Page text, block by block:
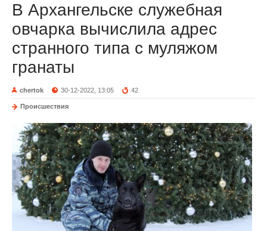
В Архангельске служебная
овчарка вычислила адрес
странного типа с муляжом
гранаты
chertok 30-12-2022, 13:05 42
Происшествия